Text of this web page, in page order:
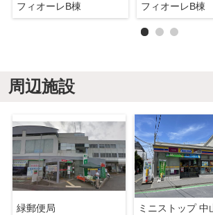
フィオーレB棟 フィオーレB棟
周辺施設
緑郵便局